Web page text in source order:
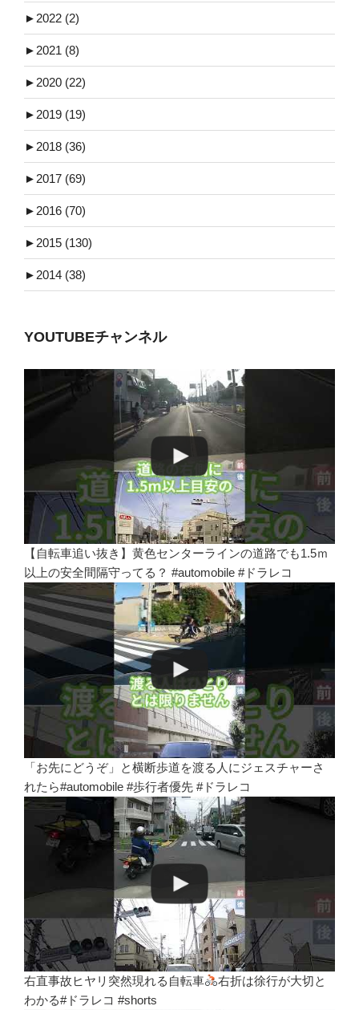
► 2022 (2)
► 2021 (8)
► 2020 (22)
► 2019 (19)
► 2018 (36)
► 2017 (69)
► 2016 (70)
► 2015 (130)
► 2014 (38)
YOUTUBEチャンネル
【自転車追い抜き】黄色センターラインの道路でも1.5ｍ
以上の安全間隔守ってる？ #automobile #ドラレコ
「お先にどうぞ」と横断歩道を渡る人にジェスチャーさ
れたら#automobile #歩行者優先 #ドラレコ
右直事故ヒヤリ突然現れる自転車
右折は徐行が大切と
わかる#ドラレコ #shorts